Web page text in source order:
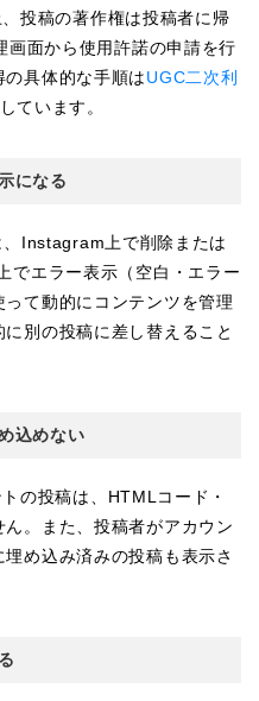
投稿の著作権は投稿者に帰
面から使用許諾の申請を行
具体的な手順はUGC二次利
ています。
になる
Instagram上で削除または
でエラー表示（空白・エラー
て動的にコンテンツを管理
別の投稿に差し替えること
込めない
の投稿は、HTMLコード・
。また、投稿者がアカウン
め込み済みの投稿も表示さ